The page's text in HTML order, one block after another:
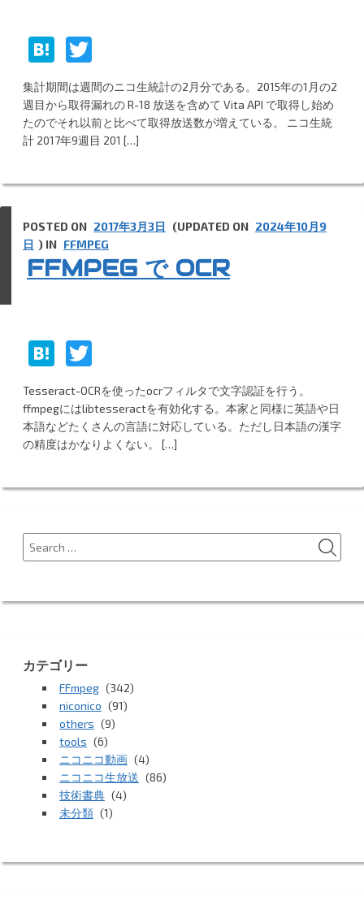
H
at
e
n
a
w
itt
er
集計期間は週間のニコ生統計の2月分である。2015年の1月の2
週目から取得漏れの R-18 放送を含めて Vita API で取得し始め
たのでそれ以前と比べて取得放送数が増えている。 ニコ生統
計 2017年9週目 201 […]
FFMPEG で OCR
POSTED ON 2017年3月3日 (UPDATED ON 2024年10月9
日 ) IN FFMPEG
H
at
e
n
a
w
itt
er
Tesseract-OCRを使ったocrフィルタで文字認証を行う。
ffmpegにはlibtesseractを有効化する。本家と同様に英語や日
本語などたくさんの言語に対応している。ただし日本語の漢字
の精度はかなりよくない。 […]
Search
for:
カテゴリー
FFmpeg (342)
niconico (91)
others (9)
tools (6)
ニコニコ動画 (4)
ニコニコ生放送 (86)
技術書典 (4)
未分類 (1)